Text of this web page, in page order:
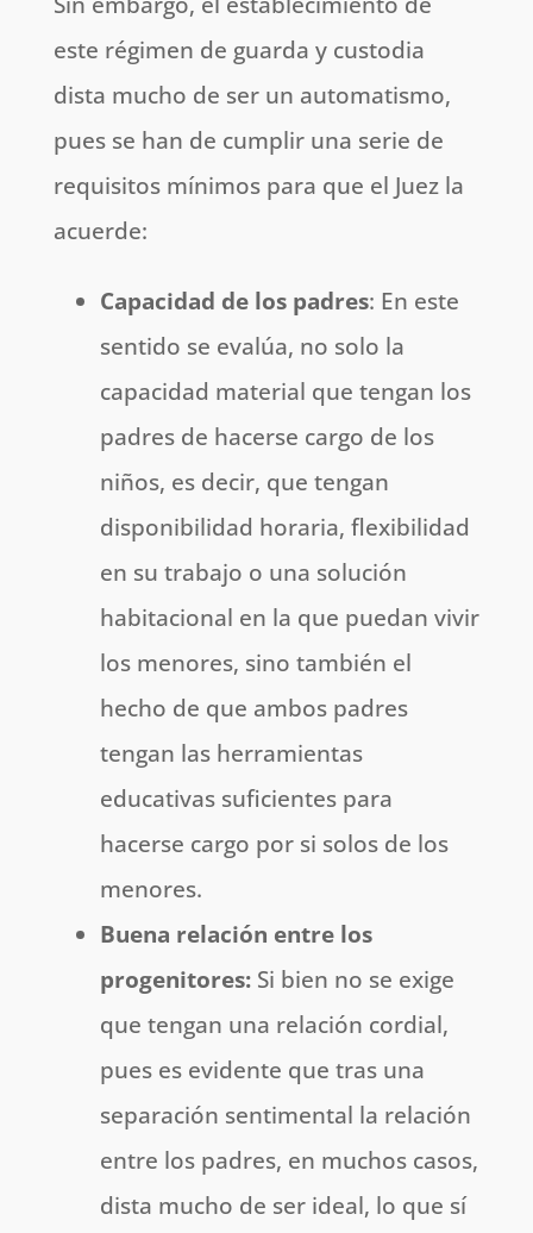
este régimen de guarda y custodia
dista mucho de ser un automatismo,
pues se han de cumplir una serie de
requisitos mínimos para que el Juez la
acuerde:
Capacidad de los padres: En este
sentido se evalúa, no solo la
capacidad material que tengan los
padres de hacerse cargo de los
niños, es decir, que tengan
disponibilidad horaria, flexibilidad
en su trabajo o una solución
habitacional en la que puedan vivir
los menores, sino también el
hecho de que ambos padres
tengan las herramientas
educativas suficientes para
hacerse cargo por si solos de los
menores.
Buena relación entre los
progenitores: Si bien no se exige
que tengan una relación cordial,
pues es evidente que tras una
separación sentimental la relación
entre los padres, en muchos casos,
dista mucho de ser ideal, lo que sí